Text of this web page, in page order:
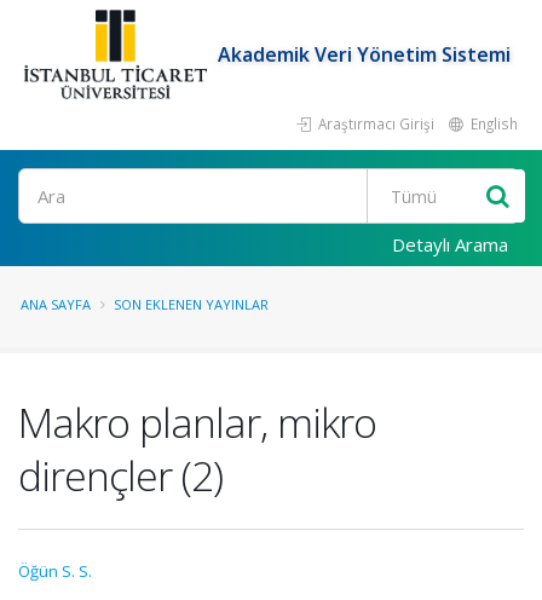
Akademik Veri Yönetim Sistemi
Araştırmacı Girişi English
Ara
Detaylı Arama
ANA SAYFA SON EKLENEN YAYINLAR
Makro planlar, mikro
dirençler (2)
Öğün S. S.